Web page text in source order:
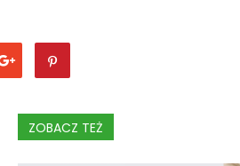
ZOBACZ TEŻ